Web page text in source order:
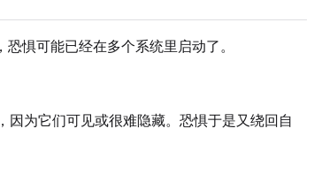
惧可能已经在多个系统里启动了。
为它们可见或很难隐藏。恐惧于是又绕回自